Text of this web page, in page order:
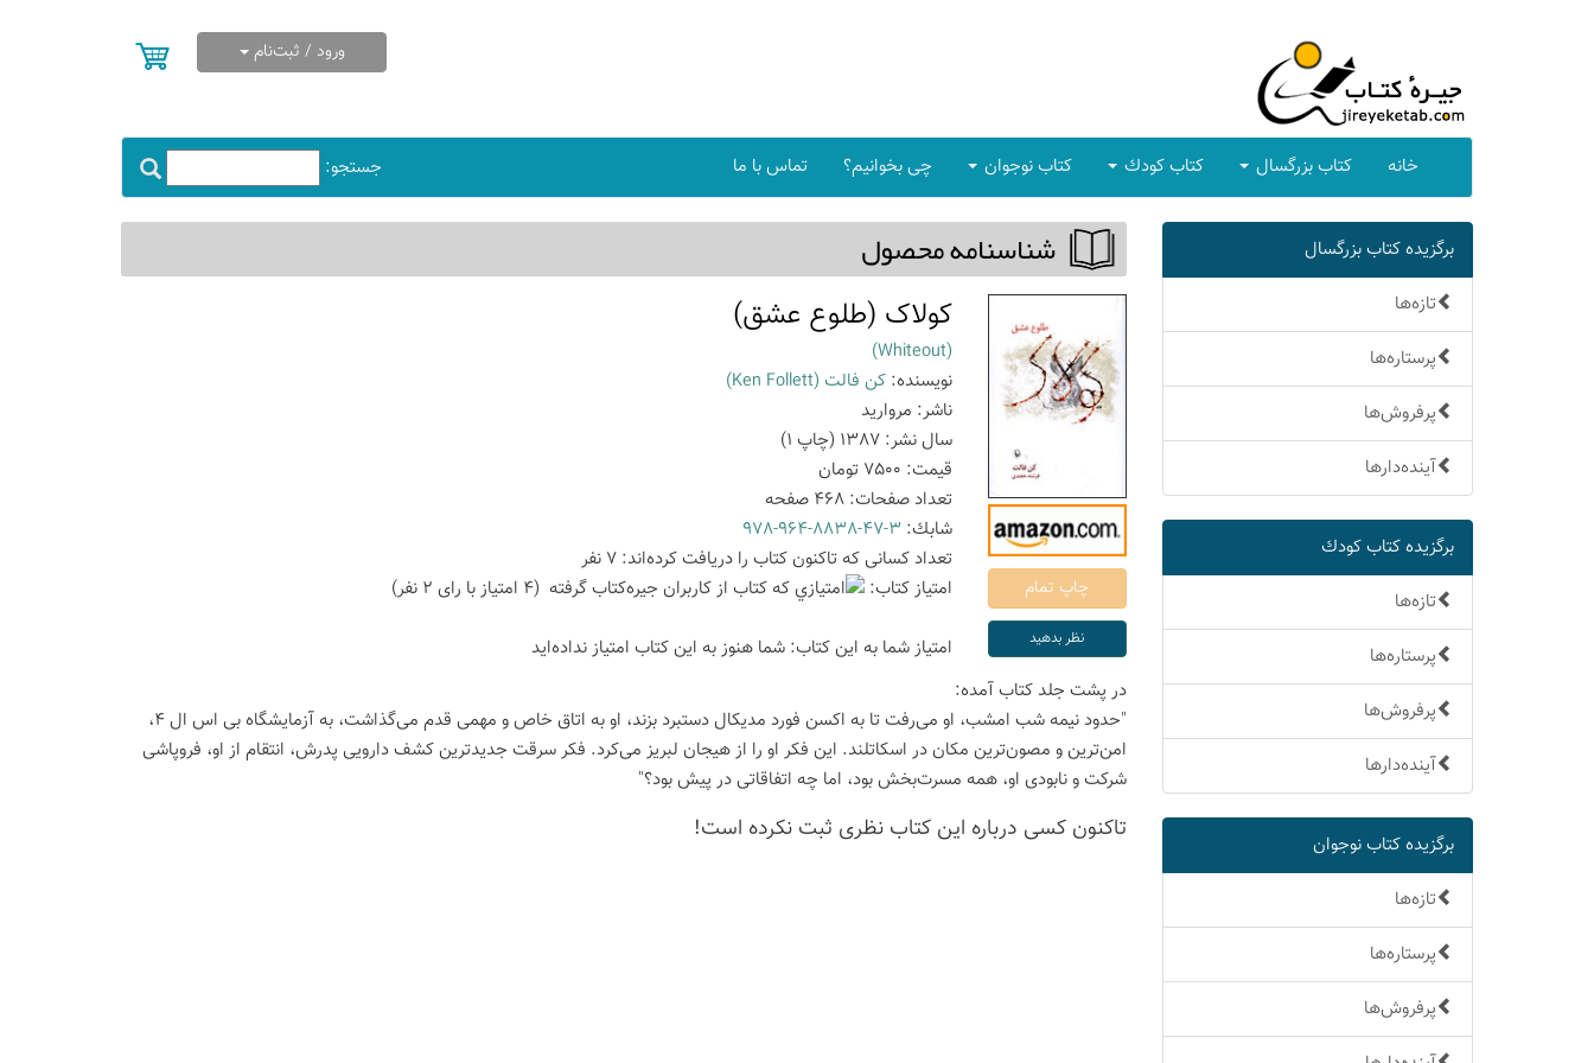
ورود / ثبت‌نام
جستجو: خانه كتاب بزرگسال كتاب كودك كتاب نوجوان چی بخوانیم؟ تماس با ما
برگزیده كتاب بزرگسال
تازه‌ها
پرستاره‌ها
پرفروش‌ها
آینده‌دارها
برگزیده كتاب كودك
تازه‌ها
پرستاره‌ها
پرفروش‌ها
آینده‌دارها
برگزیده كتاب نوجوان
تازه‌ها
پرستاره‌ها
پرفروش‌ها
شناسنامه محصول
کولاک (طلوع عشق)
(Whiteout)
نویسنده: کن فالت (Ken Follett)
ناشر: مروارید
سال نشر: 1387 (چاپ 1
)
قیمت: 7500 تومان
تعداد صفحات: 468 صفحه
شابك: 978-964-8838-47-3
تعداد كسانی كه تاكنون كتاب را دریافت كرده‌اند: 7 نفر
امتیاز كتاب:
(4 امتیاز با رای 2 نفر)
امتیاز شما به این كتاب: شما هنوز به این كتاب امتیاز نداده‌اید
در پشت جلد کتاب آمده:
"حدود نیمه شب امشب، او می‌رفت تا به اکسن فورد مدیکال دستبرد بزند، او به اتاق خاص و مهمی قدم می‌گذاشت، به آزمایشگاه بی اس ال 4،
امن‌ترین و مصون‌ترین مکان در اسکاتلند. این فکر او را از هیجان لبریز می‌کرد. فکر سرقت جدیدترین کشف دارویی پدرش، انتقام از او، فروپاشی
شرکت و نابودی او، همه مسرت‌بخش بود، اما چه اتفاقاتی در پیش بود؟"
تاكنون كسی درباره این كتاب نظری ثبت نكرده است!